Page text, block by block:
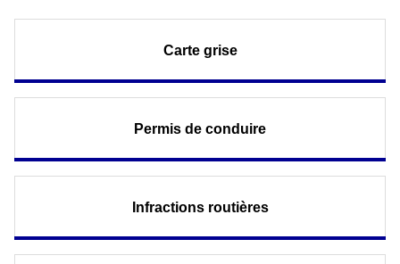
Carte grise
Permis de conduire
Infractions routières